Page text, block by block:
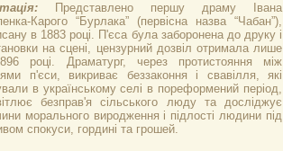
Представлено першу драму Івана
Карого “Бурлака” (первісна назва “Чабан”),
в 1883 році. П'єса була заборонена до друку і
на сцені, цензурний дозвіл отримала лише
році. Драматург, через протистояння між
п'єси, викриває беззаконня і свавілля, які
в українському селі в пореформений період,
безправ'я сільського люду та досліджує
морального виродження і підлості людини під
спокуси, гордині та грошей.